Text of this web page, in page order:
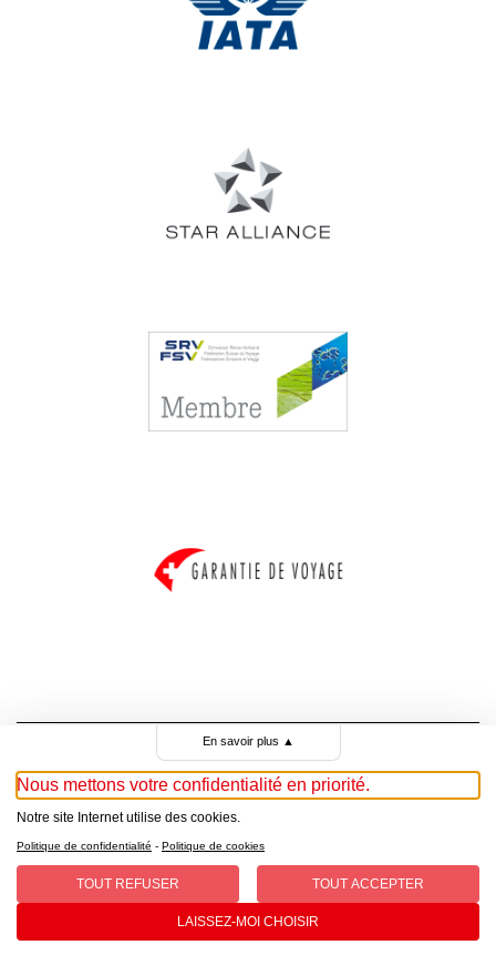
© Copyright 2025 croisitour.ch
Conditions générales | Protection des données
En savoir plus ▲
Nous mettons votre confidentialité en priorité.
Notre site Internet utilise des cookies.
Politique de confidentialité - Politique de cookies
TOUT REFUSER TOUT ACCEPTER
LAISSEZ-MOI CHOISIR